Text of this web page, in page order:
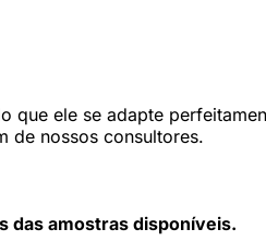
que ele se adapte
de nossos consultores.
das amostras disponíveis.